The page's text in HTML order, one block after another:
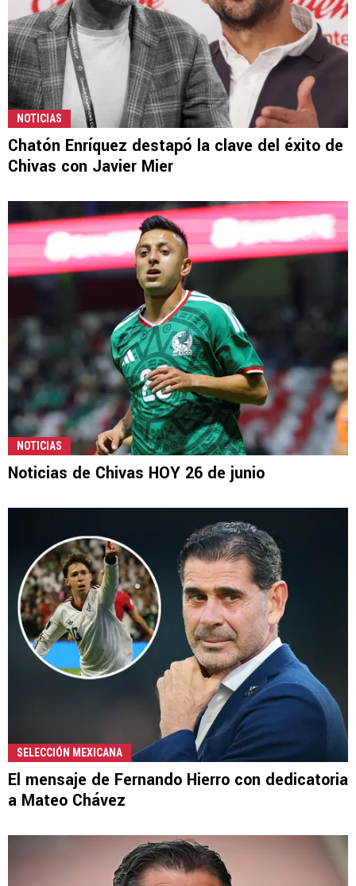
NOTICIAS
Chatón Enríquez destapó la clave del éxito de
Chivas con Javier Mier
NOTICIAS
Noticias de Chivas HOY 26 de junio
SELECCIÓN MEXICANA
El mensaje de Fernando Hierro con dedicatoria
a Mateo Chávez